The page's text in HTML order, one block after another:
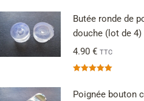
Butée ronde de
douche (lot de 4)
4.90 € TTC
Poignée bouton